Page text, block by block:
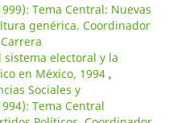
Tema Central: Nuevas
genérica. Coordinador
sistema electoral y la
en México, 1994 ,
Sociales y
Tema Central